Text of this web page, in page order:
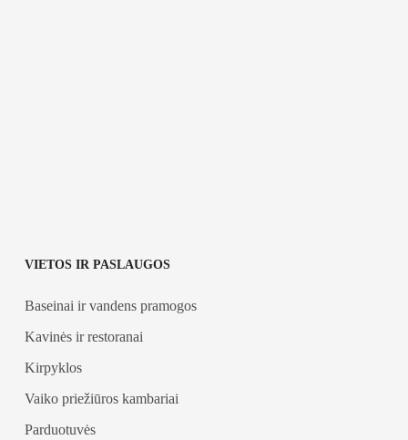
VIETOS IR PASLAUGOS
Baseinai ir vandens pramogos
Kavinės ir restoranai
Kirpyklos
Vaiko priežiūros kambariai
Parduotuvės